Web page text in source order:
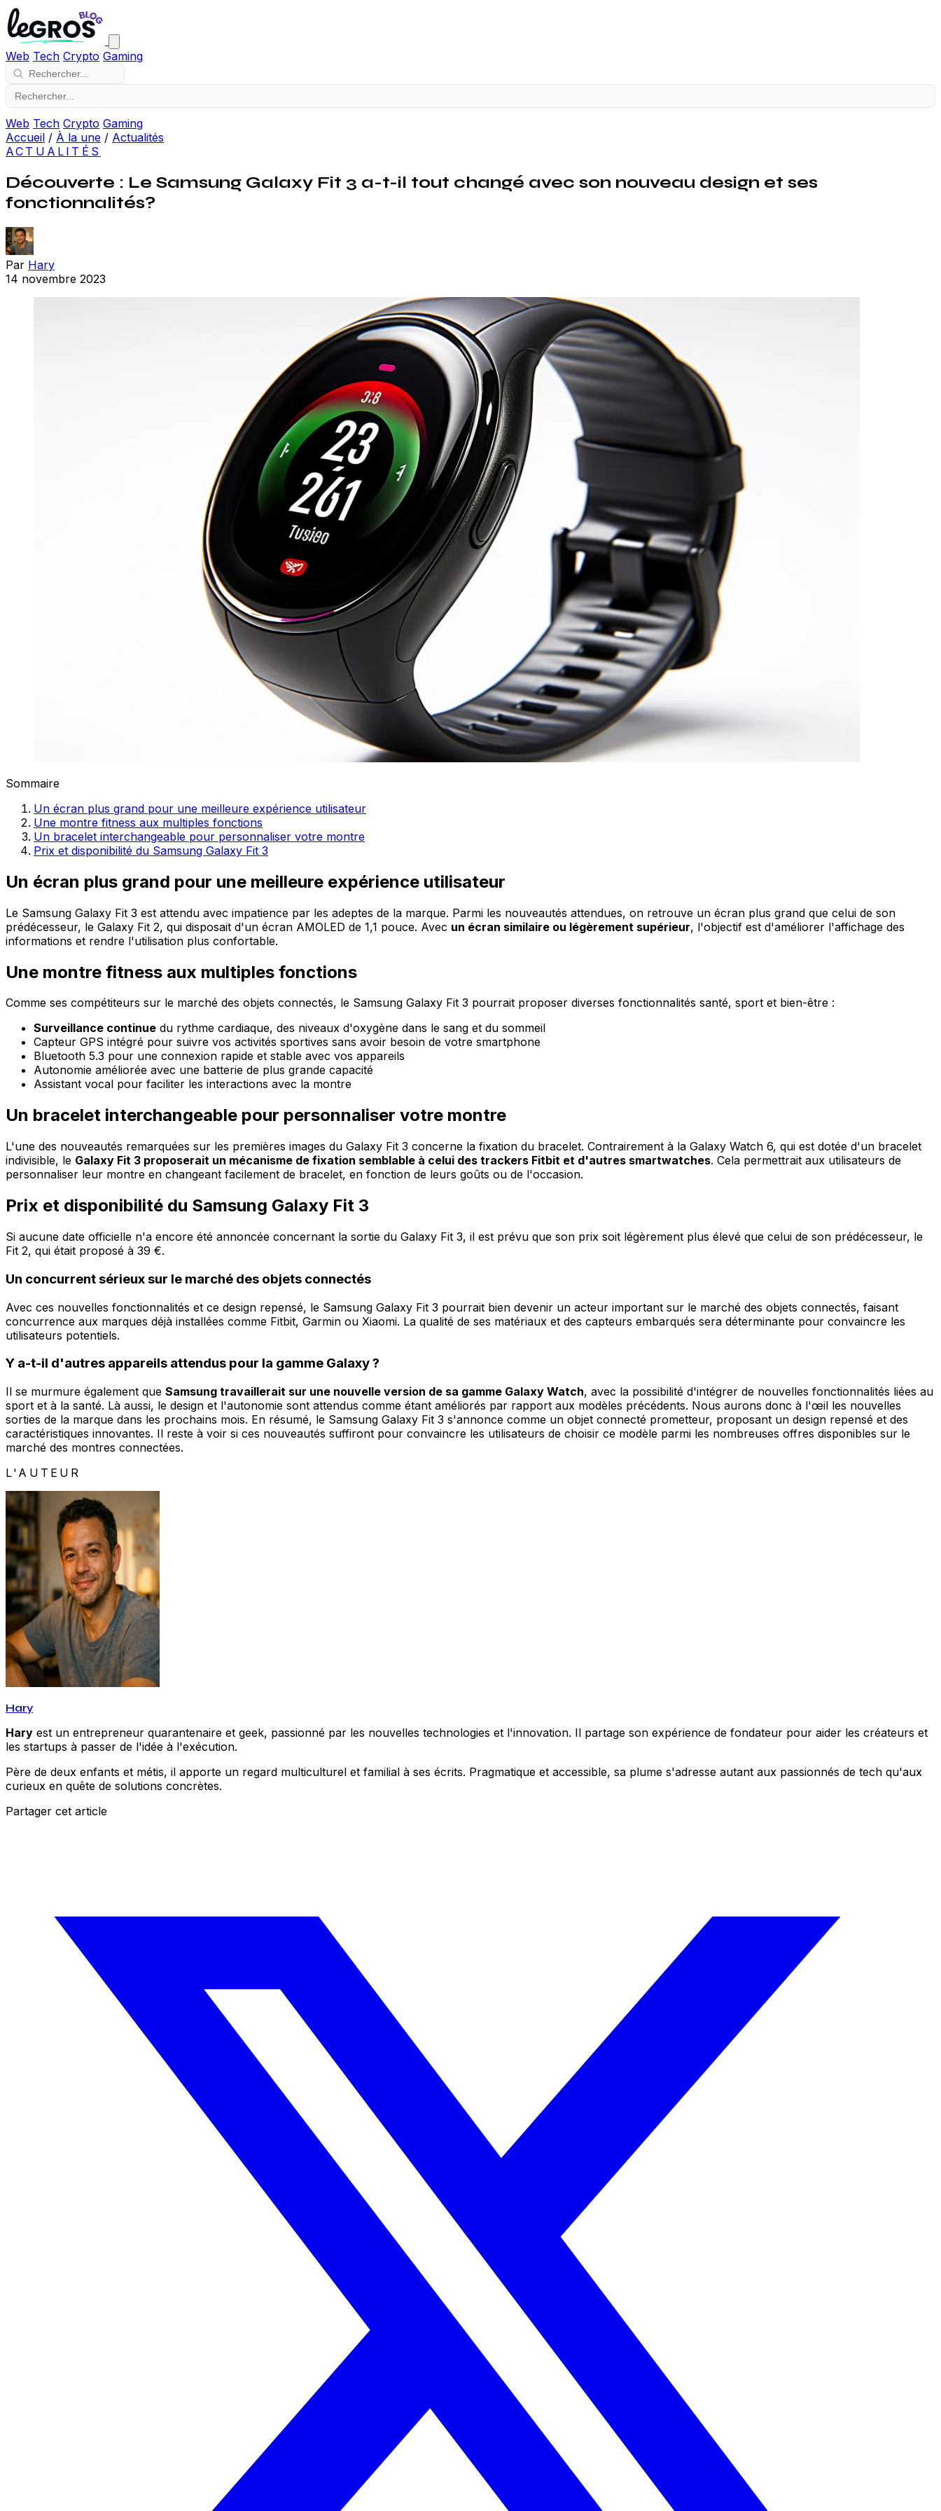
Web Tech Crypto Gaming
Web Tech Crypto Gaming
Accueil / À la une / Actualités
ACTUALITÉS
Découverte : Le Samsung Galaxy Fit 3 a-t-il tout changé avec son nouveau design et ses
fonctionnalités?
Par Hary
14 novembre 2023
Sommaire
Un écran plus grand pour une meilleure expérience utilisateur
Une montre fitness aux multiples fonctions
Un bracelet interchangeable pour personnaliser votre montre
Prix et disponibilité du Samsung Galaxy Fit 3
Un écran plus grand pour une meilleure expérience utilisateur
Le Samsung Galaxy Fit 3 est attendu avec impatience par les adeptes de la marque. Parmi les nouveautés attendues, on retrouve un écran plus grand que celui de son
prédécesseur, le Galaxy Fit 2, qui disposait d'un écran AMOLED de 1,1 pouce. Avec un écran similaire ou légèrement supérieur, l'objectif est d'améliorer l'affichage des
informations et rendre l'utilisation plus confortable.
Une montre fitness aux multiples fonctions
Comme ses compétiteurs sur le marché des objets connectés, le Samsung Galaxy Fit 3 pourrait proposer diverses fonctionnalités santé, sport et bien-être :
Surveillance continue du rythme cardiaque, des niveaux d'oxygène dans le sang et du sommeil
Capteur GPS intégré pour suivre vos activités sportives sans avoir besoin de votre smartphone
Bluetooth 5.3 pour une connexion rapide et stable avec vos appareils
Autonomie améliorée avec une batterie de plus grande capacité
Assistant vocal pour faciliter les interactions avec la montre
Un bracelet interchangeable pour personnaliser votre montre
L'une des nouveautés remarquées sur les premières images du Galaxy Fit 3 concerne la fixation du bracelet. Contrairement à la Galaxy Watch 6, qui est dotée d'un bracelet
indivisible, le Galaxy Fit 3 proposerait un mécanisme de fixation semblable à celui des trackers Fitbit et d'autres smartwatches. Cela permettrait aux utilisateurs de
personnaliser leur montre en changeant facilement de bracelet, en fonction de leurs goûts ou de l'occasion.
Prix et disponibilité du Samsung Galaxy Fit 3
Si aucune date officielle n'a encore été annoncée concernant la sortie du Galaxy Fit 3, il est prévu que son prix soit légèrement plus élevé que celui de son prédécesseur, le
Fit 2, qui était proposé à 39 €.
Un concurrent sérieux sur le marché des objets connectés
Avec ces nouvelles fonctionnalités et ce design repensé, le Samsung Galaxy Fit 3 pourrait bien devenir un acteur important sur le marché des objets connectés, faisant
concurrence aux marques déjà installées comme Fitbit, Garmin ou Xiaomi. La qualité de ses matériaux et des capteurs embarqués sera déterminante pour convaincre les
utilisateurs potentiels.
Y a-t-il d'autres appareils attendus pour la gamme Galaxy ?
Il se murmure également que Samsung travaillerait sur une nouvelle version de sa gamme Galaxy Watch, avec la possibilité d'intégrer de nouvelles fonctionnalités liées au
sport et à la santé. Là aussi, le design et l'autonomie sont attendus comme étant améliorés par rapport aux modèles précédents. Nous aurons donc à l'œil les nouvelles
sorties de la marque dans les prochains mois. En résumé, le Samsung Galaxy Fit 3 s'annonce comme un objet connecté prometteur, proposant un design repensé et des
caractéristiques innovantes. Il reste à voir si ces nouveautés suffiront pour convaincre les utilisateurs de choisir ce modèle parmi les nombreuses offres disponibles sur le
marché des montres connectées.
L'AUTEUR
Hary
Hary est un entrepreneur quarantenaire et geek, passionné par les nouvelles technologies et l'innovation. Il partage son expérience de fondateur pour aider les créateurs et
les startups à passer de l'idée à l'exécution.
Père de deux enfants et métis, il apporte un regard multiculturel et familial à ses écrits. Pragmatique et accessible, sa plume s'adresse autant aux passionnés de tech qu'aux
curieux en quête de solutions concrètes.
Partager cet article